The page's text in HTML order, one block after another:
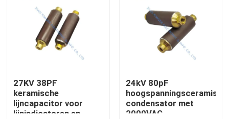
Huis
27KV 38PF
keramische
lijncapacitor voor
lijnindicatoren en
24kV 80pF
condensator met
2000VAC